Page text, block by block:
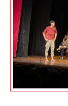
JURÍDICO
CLUBE
CONTATO